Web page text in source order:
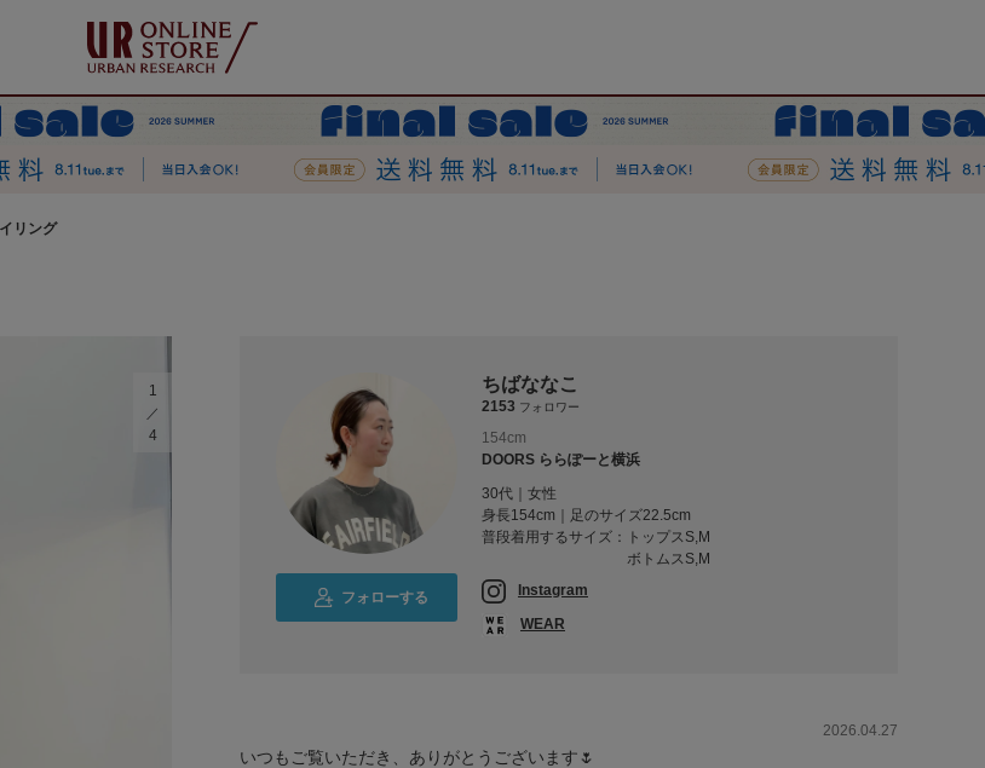
リング
1
4
フォローする
ちばななこ
2153 フォロワー
154cm
DOORS ららぽーと横浜
30代｜女性
身長154cm｜足のサイズ22.5cm
普段着用するサイズ：
トップスS,M
ボトムスS,M
Instagram
WEAR
2026.04.27
いつもご覧いただき、ありがとうございます🌷